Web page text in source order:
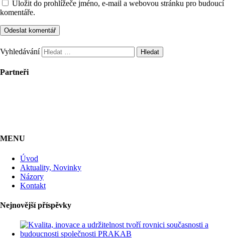
Uložit do prohlížeče jméno, e-mail a webovou stránku pro budoucí
komentáře.
Vyhledávání
Partneři
MENU
Úvod
Aktuality, Novinky
Názory
Kontakt
Nejnovější příspěvky